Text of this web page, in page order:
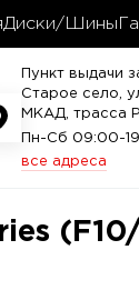
Диски/Шины
Пункт выдачи
Старое село,
МКАД, трасса
Пн-Сб 09:00-
все адреса